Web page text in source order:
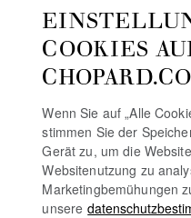
AUF DEM LAUFENDEN
NEWSLETTER
COOKIES
Wenn Sie auf „Alle
stimmen Sie der
Gerät zu, um die
Websitenutzung zu
Marketingbemühungen
unsere